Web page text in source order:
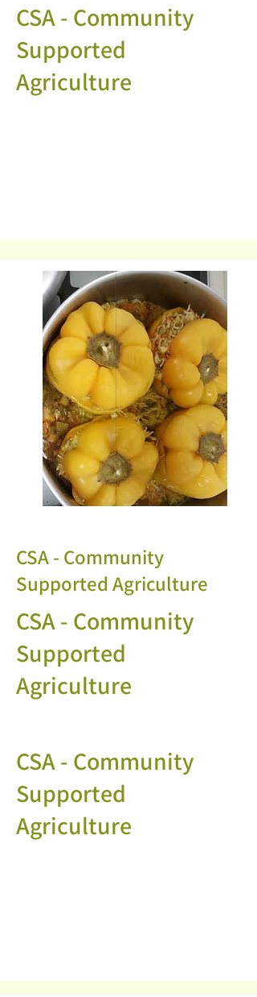
CSA - Community
Supported
Agriculture
CSA - Community
Supported Agriculture
CSA - Community
Supported
Agriculture
CSA - Community
Supported
Agriculture